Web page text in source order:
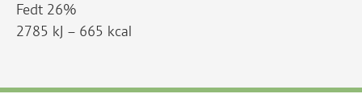
Fedt 26%
2785 kJ – 665 kcal